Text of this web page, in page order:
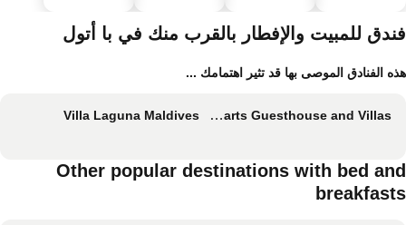
سباحة
صحية
للمبيت والإفطار بالقرب منك في با أتول
الفنادق الموصى بها قد تثير اهتمامك ...
Three Hearts Guesthouse and Villas
Villa Laguna Maldives
Other popular destinations with bed